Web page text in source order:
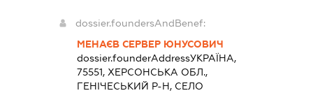
dossier.foundersAndBenef:
МЕНАЄВ СЕРВЕР ЮНУСОВИЧ
dossier.founderAddressУКРАЇНА,
75551, ХЕРСОНСЬКА ОБЛ.,
ГЕНІЧЕСЬКИЙ Р-Н, СЕЛО